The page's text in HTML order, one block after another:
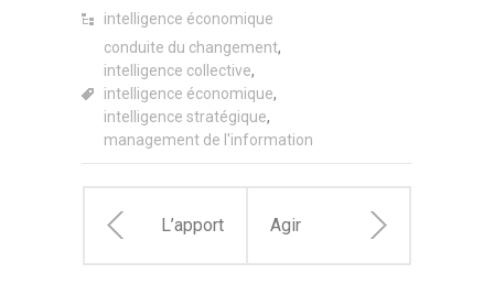
intelligence économique
conduite du changement,
intelligence collective,
intelligence économique,
intelligence stratégique,
management de l'information
L’apport Agir